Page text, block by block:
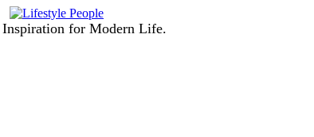
Inspiration for Modern Life.